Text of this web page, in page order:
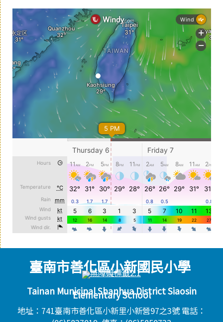
頁尾區域內容
臺南市善化區小新國民小學
Tainan Municipal Shanhua District Siaosin
Elementary School
地址：741臺南市善化區小新里小新營97之3號 電話：